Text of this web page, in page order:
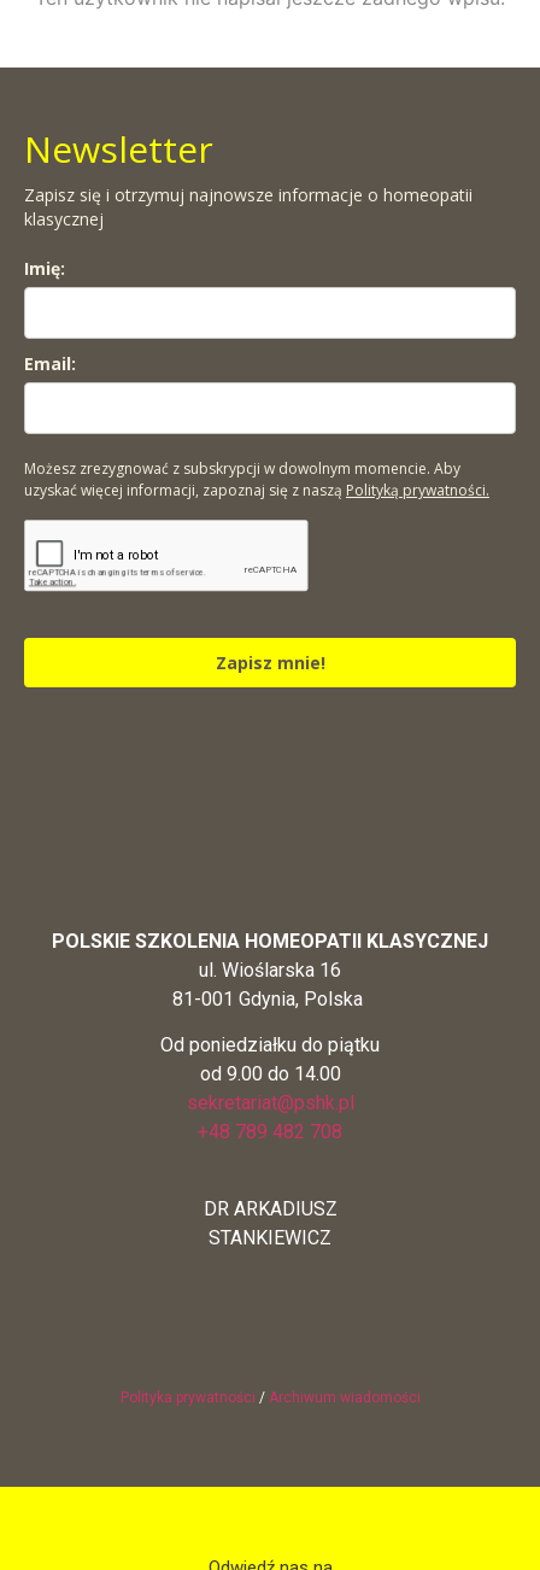
Newsletter
Zapisz się i otrzymuj najnowsze informacje o homeopatii
klasycznej
Imię:
Email:
Możesz zrezygnować z subskrypcji w dowolnym momencie. Aby
uzyskać więcej informacji, zapoznaj się z naszą Polityką prywatności.
Zapisz mnie!
POLSKIE SZKOLENIA HOMEOPATII KLASYCZNEJ
ul. Wioślarska 16
81-001 Gdynia, Polska
Od poniedziałku do piątku
od 9.00 do 14.00
sekretariat@pshk.pl
+48 789 482 708
DR ARKADIUSZ
STANKIEWICZ
Polityka prywatności / Archiwum wiadomości